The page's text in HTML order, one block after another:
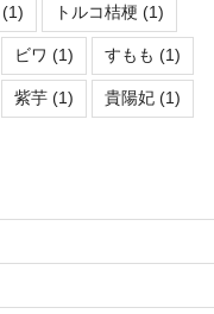
(1) トルコ桔梗 (1)
ビワ (1) すもも (1)
紫芋 (1) 貴陽妃 (1)